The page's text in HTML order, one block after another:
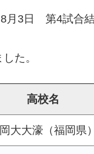
月3日 第4試合
た。
高校名
大大濠（福岡県